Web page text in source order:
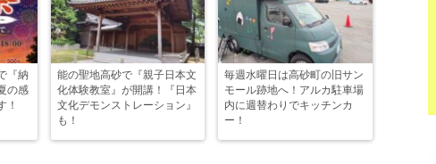
『納
の感
！
能の聖地高砂で『親子日本文
化体験教室』が開講！『日本
文化デモンストレーション』
も！
毎週水曜日は高砂町の旧サン
モール跡地へ！アルカ駐車場
内に週替わりでキッチンカ
ー！